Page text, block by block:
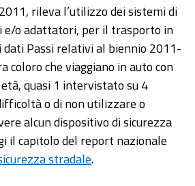
rileva l’utilizzo dei sistemi di
e/o adattatori, per il trasporto in
dati Passi relativi al biennio 2011-
coloro che viaggiano in auto con
quasi 1 intervistato su 4
o di non utilizzare o
alcun dispositivo di sicurezza
il capitolo del report nazionale
stradale.